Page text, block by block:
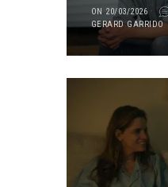
ON 20/03/2026
GERARD GARRIDO